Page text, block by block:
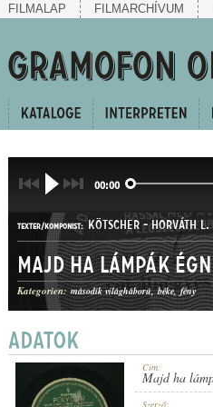
FILMALAP FILMARCHÍVUM
00:00
TEXTER/KOMPONIST: KÖTSCHER-HORVÁTH L.
GATTUNG: FOXTROT
Majd ha lámpák
Kategorien: második világháború béke fény
Cím:
Majd ha
Szerző: